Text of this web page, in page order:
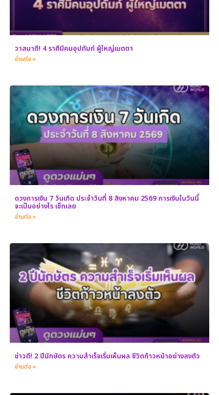
วาสนาดี! 4 ราศีมีคนอุปถัมภ์ ผู้ใหญ่เมตตา
อ่านต่อ »
ดวงการเงิน 7 วันเกิด ประจำวันที่ 8 สิงหาคม 2569 การเงินในวันนี้
จะเป็นอย่างไร เช็กเลย
อ่านต่อ »
ข่าวดี! 2 ปีนักษัตร ความสำเร็จเริ่มเห็นผล ชีวิตก้าวหน้าอย่างลงตัว
อ่านต่อ »